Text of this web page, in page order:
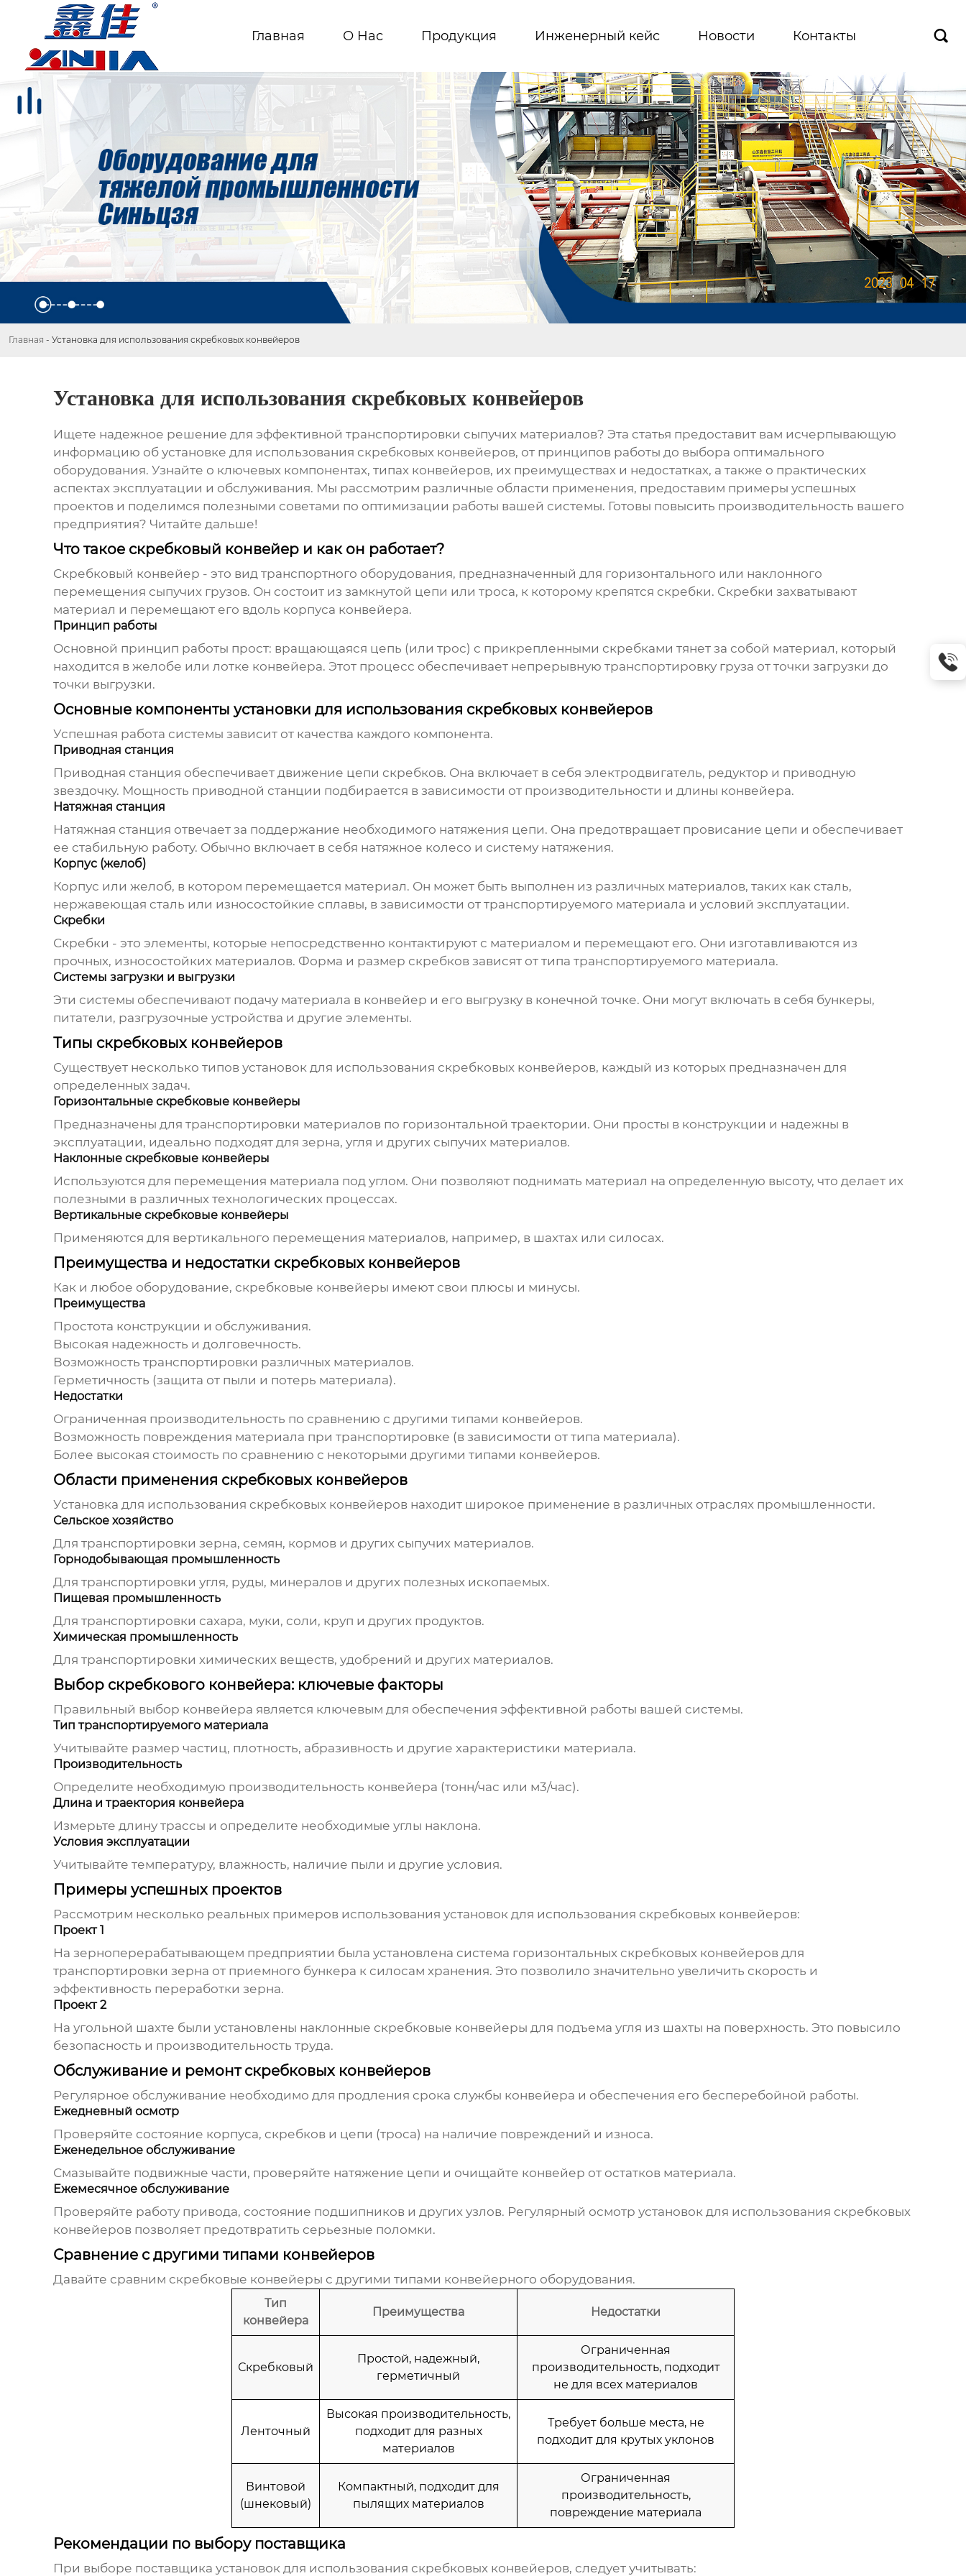
Главная О Hас Продукция Инженерный кейс Новости Контакты 
Главная - Установка для использования скребковых конвейеров
Установка для использования скребковых конвейеров
Ищете надежное решение для эффективной транспортировки сыпучих материалов? Эта статья предоставит вам исчерпывающую
информацию об установке для использования скребковых конвейеров, от принципов работы до выбора оптимального
оборудования. Узнайте о ключевых компонентах, типах конвейеров, их преимуществах и недостатках, а также о практических
аспектах эксплуатации и обслуживания. Мы рассмотрим различные области применения, предоставим примеры успешных
проектов и поделимся полезными советами по оптимизации работы вашей системы. Готовы повысить производительность вашего
предприятия? Читайте дальше!
Что такое скребковый конвейер и как он работает?
Скребковый конвейер - это вид транспортного оборудования, предназначенный для горизонтального или наклонного
перемещения сыпучих грузов. Он состоит из замкнутой цепи или троса, к которому крепятся скребки. Скребки захватывают
материал и перемещают его вдоль корпуса конвейера.
Принцип работы
Основной принцип работы прост: вращающаяся цепь (или трос) с прикрепленными скребками тянет за собой материал, который
находится в желобе или лотке конвейера. Этот процесс обеспечивает непрерывную транспортировку груза от точки загрузки до
точки выгрузки.
Основные компоненты установки для использования скребковых конвейеров
Успешная работа системы зависит от качества каждого компонента.
Приводная станция
Приводная станция обеспечивает движение цепи скребков. Она включает в себя электродвигатель, редуктор и приводную
звездочку. Мощность приводной станции подбирается в зависимости от производительности и длины конвейера.
Натяжная станция
Натяжная станция отвечает за поддержание необходимого натяжения цепи. Она предотвращает провисание цепи и обеспечивает
ее стабильную работу. Обычно включает в себя натяжное колесо и систему натяжения.
Корпус (желоб)
Корпус или желоб, в котором перемещается материал. Он может быть выполнен из различных материалов, таких как сталь,
нержавеющая сталь или износостойкие сплавы, в зависимости от транспортируемого материала и условий эксплуатации.
Скребки
Скребки - это элементы, которые непосредственно контактируют с материалом и перемещают его. Они изготавливаются из
прочных, износостойких материалов. Форма и размер скребков зависят от типа транспортируемого материала.
Системы загрузки и выгрузки
Эти системы обеспечивают подачу материала в конвейер и его выгрузку в конечной точке. Они могут включать в себя бункеры,
питатели, разгрузочные устройства и другие элементы.
Типы скребковых конвейеров
Существует несколько типов установок для использования скребковых конвейеров, каждый из которых предназначен для
определенных задач.
Горизонтальные скребковые конвейеры
Предназначены для транспортировки материалов по горизонтальной траектории. Они просты в конструкции и надежны в
эксплуатации, идеально подходят для зерна, угля и других сыпучих материалов.
Наклонные скребковые конвейеры
Используются для перемещения материала под углом. Они позволяют поднимать материал на определенную высоту, что делает их
полезными в различных технологических процессах.
Вертикальные скребковые конвейеры
Применяются для вертикального перемещения материалов, например, в шахтах или силосах.
Преимущества и недостатки скребковых конвейеров
Как и любое оборудование, скребковые конвейеры имеют свои плюсы и минусы.
Преимущества
Простота конструкции и обслуживания.
Высокая надежность и долговечность.
Возможность транспортировки различных материалов.
Герметичность (защита от пыли и потерь материала).
Недостатки
Ограниченная производительность по сравнению с другими типами конвейеров.
Возможность повреждения материала при транспортировке (в зависимости от типа материала).
Более высокая стоимость по сравнению с некоторыми другими типами конвейеров.
Области применения скребковых конвейеров
Установка для использования скребковых конвейеровнаходит широкое применение в различных отраслях промышленности.
Сельское хозяйство
Для транспортировки зерна, семян, кормов и других сыпучих материалов.
Горнодобывающая промышленность
Для транспортировки угля, руды, минералов и других полезных ископаемых.
Пищевая промышленность
Для транспортировки сахара, муки, соли, круп и других продуктов.
Химическая промышленность
Для транспортировки химических веществ, удобрений и других материалов.
Выбор скребкового конвейера: ключевые факторы
Правильный выбор конвейера является ключевым для обеспечения эффективной работы вашей системы.
Тип транспортируемого материала
Учитывайте размер частиц, плотность, абразивность и другие характеристики материала.
Производительность
Определите необходимую производительность конвейера (тонн/час или м3/час).
Длина и траектория конвейера
Измерьте длину трассы и определите необходимые углы наклона.
Условия эксплуатации
Учитывайте температуру, влажность, наличие пыли и другие условия.
Примеры успешных проектов
Рассмотрим несколько реальных примеров использования установок для использования скребковых конвейеров:
Проект 1
На зерноперерабатывающем предприятии была установлена система горизонтальных скребковых конвейеров для
транспортировки зерна от приемного бункера к силосам хранения. Это позволило значительно увеличить скорость и
эффективность переработки зерна.
Проект 2
На угольной шахте были установлены наклонные скребковые конвейеры для подъема угля из шахты на поверхность. Это повысило
безопасность и производительность труда.
Обслуживание и ремонт скребковых конвейеров
Регулярное обслуживание необходимо для продления срока службы конвейера и обеспечения его бесперебойной работы.
Ежедневный осмотр
Проверяйте состояние корпуса, скребков и цепи (троса) на наличие повреждений и износа.
Еженедельное обслуживание
Смазывайте подвижные части, проверяйте натяжение цепи и очищайте конвейер от остатков материала.
Ежемесячное обслуживание
Проверяйте работу привода, состояние подшипников и других узлов. Регулярный осмотр установок для использования скребковых
конвейеровпозволяет предотвратить серьезные поломки.
Сравнение с другими типами конвейеров
Давайте сравним скребковые конвейеры с другими типами конвейерного оборудования.
Тип
конвейера
Преимущества Недостатки
Скребковый
Простой, надежный,
герметичный
Ограниченная
производительность, подходит
не для всех материалов
Ленточный
Высокая производительность,
подходит для разных
материалов
Требует больше места, не
подходит для крутых уклонов
Винтовой
(шнековый)
Компактный, подходит для
пылящих материалов
Ограниченная
производительность,
повреждение материала
Рекомендации по выбору поставщика
При выборе поставщика установок для использования скребковых конвейеров, следует учитывать: